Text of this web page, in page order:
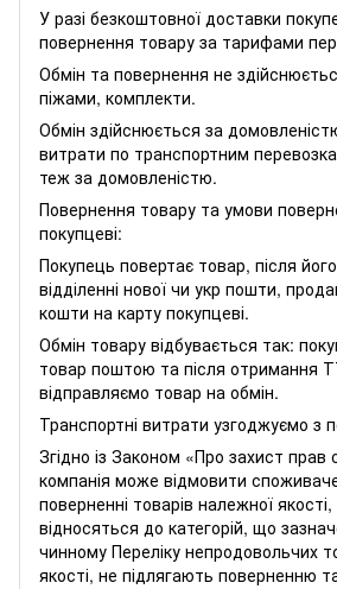
У разі безкоштовної доставки
повернення товару за тарифами
Обмін та повернення не
піжами, комплекти.
Обмін здійснюється за
витрати по транспортним
теж за домовленістю.
Повернення товару та умови
покупцеві:
Покупець повертає товар, після
відділенні нової чи укр пошти,
кошти на карту покупцеві.
Обмін товару відбувається так:
товар поштою та після отримання
відправляємо товар на обмін.
Транспортні витрати узгоджуємо з
Згідно із Законом «Про захист прав
компанія може відмовити
поверненні товарів належної
відносяться до категорій, що
чинному Переліку непродовольчих
якості, не підлягають поверненню